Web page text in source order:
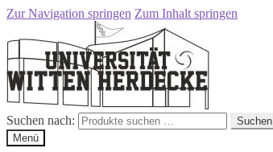
Zur Navigation springen Zum Inhalt springen
Suchen nach:
Suchen
Menü